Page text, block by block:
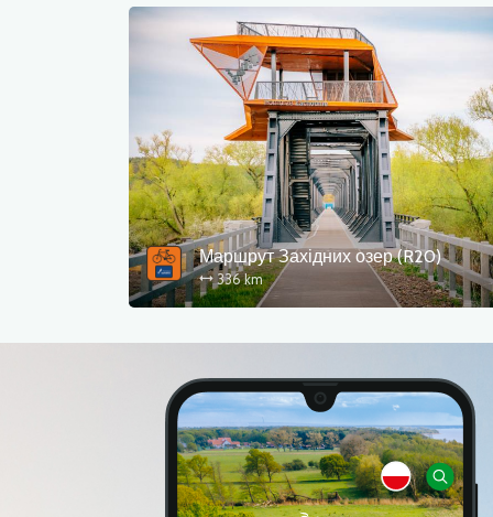
Маршрут Західних озер (R20)
336 km